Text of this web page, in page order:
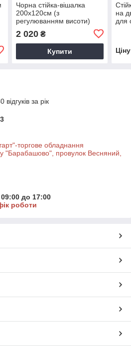
Чорна стійка-вішалка
200х120см (з
регулюванням висоти)
2 020₴
Купити
на
для
за рік
торгове обладнання
"Барабашово", провулок Весняний,
до 17:00
роботи